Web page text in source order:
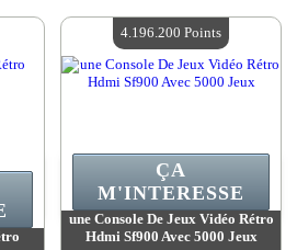
Quantité Disponible :4
une Console De Jeux Vidéo Rétro
Hdmi Sf900 Avec 5000 Jeux
ÇA
M'INTERESSE
4.196.200 Points